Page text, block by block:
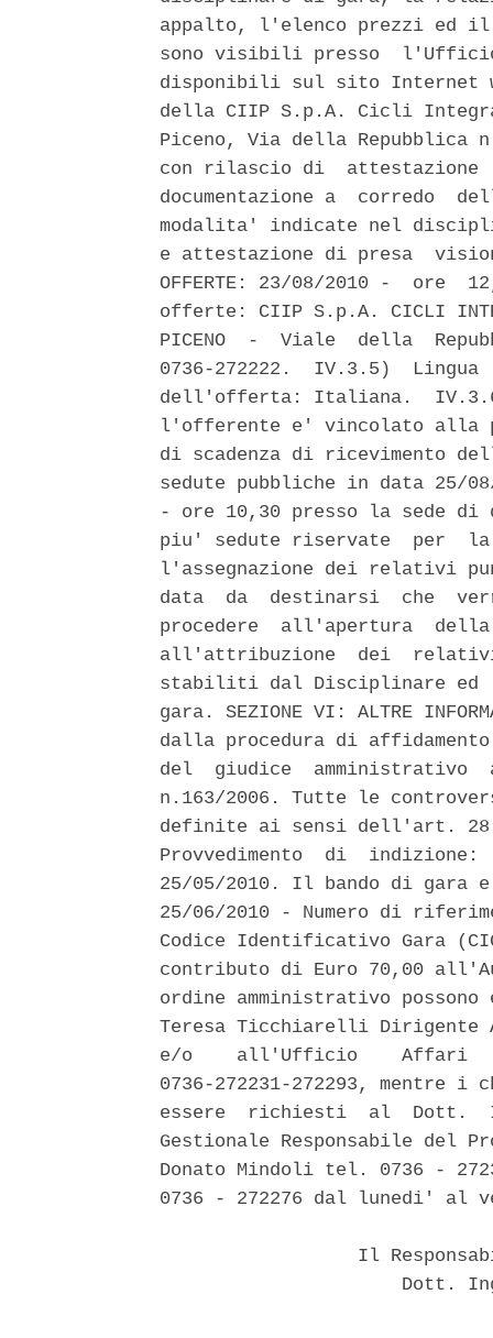
appalto, l'elenco prezzi ed il
sono visibili presso
disponibili sul sito Internet
della CIIP S.p.A. Cicli
Piceno, Via della
con rilascio di
documentazione a  corredo
modalita' indicate nel
e attestazione di presa
OFFERTE: 23/08/2010 -
offerte: CIIP S.p.A. CICLI
PICENO  -  Viale  della
0736-272222.  IV.3.5)
dell'offerta: Italiana.
l'offerente e' vincolato alla
di scadenza di ricevimento
sedute pubbliche in data 25/
- ore 10,30 presso la sede di
piu' sedute riservate  per
l'assegnazione dei relativi
data  da  destinarsi  che
procedere  all'apertura
all'attribuzione  dei
stabiliti dal Disciplinare ed
gara. SEZIONE VI: ALTRE
dalla procedura di
del  giudice
n.163/2006. Tutte le
definite ai sensi dell'art. 28
Provvedimento  di
25/05/2010. Il bando di
25/06/2010 - Numero di
Codice Identificativo Gara
contributo di Euro 70,00
ordine amministrativo
Teresa Ticchiarelli Dirigente
e/o    all'Ufficio    Affari
0736-272231-272293, mentre
essere  richiesti  al  Dott.
Gestionale Responsabile del
Donato Mindoli tel. 0736 -
0736 - 272276 dal lunedi' al
Il
Dott.